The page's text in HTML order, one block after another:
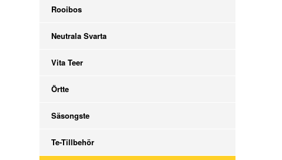
Rooibos
Neutrala Svarta
Vita Teer
Örtte
Säsongste
Te-Tillbehör